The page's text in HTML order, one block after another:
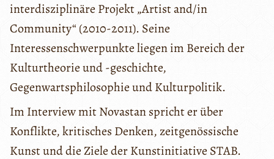
interdisziplinäre Projekt „Artist and/in
Community“ (2010-2011). Seine
Interessenschwerpunkte liegen im Bereich der
Kulturtheorie und -geschichte,
Gegenwartsphilosophie und Kulturpolitik.
Im Interview mit Novastan spricht er über
Konflikte, kritisches Denken, zeitgenössische
Kunst und die Ziele der Kunstinitiative STAB.